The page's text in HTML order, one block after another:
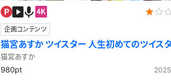
企画コンテンツ
猫宮あすか ツイスター 人生初めてのツイス
ーム！顔赤くなっちゃった！
猫宮あすか
980pt